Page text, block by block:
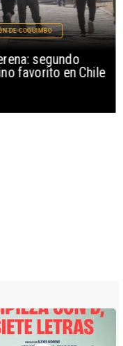
segundo
favorito en Chile
DE COQUIMBO